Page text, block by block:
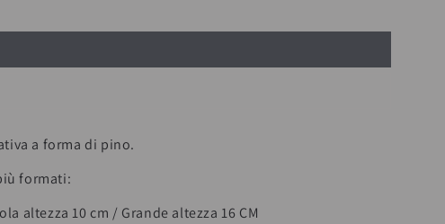
a forma di pino.
formati:
altezza 10 cm / Grande altezza 16 CM